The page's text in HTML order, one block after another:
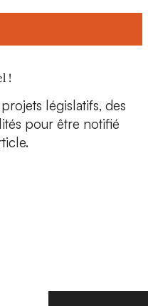
!
législatifs, des
pour être notifié